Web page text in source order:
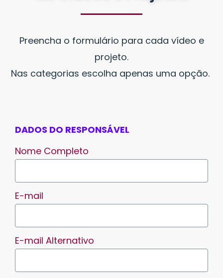
Preencha o formulário para cada vídeo e
projeto.
Nas categorias escolha apenas uma opção.
DADOS DO RESPONSÁVEL
Nome Completo
E-mail
E-mail Alternativo